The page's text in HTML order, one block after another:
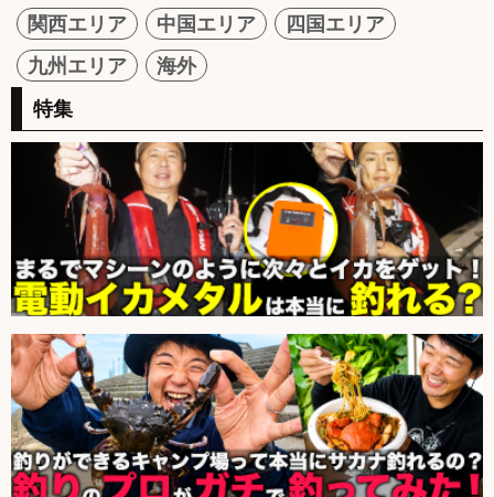
関西エリア
中国エリア
四国エリア
九州エリア
海外
特集